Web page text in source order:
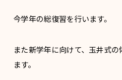
今学年の総復習を行います。
また新学年に向けて、玉井式
ます。